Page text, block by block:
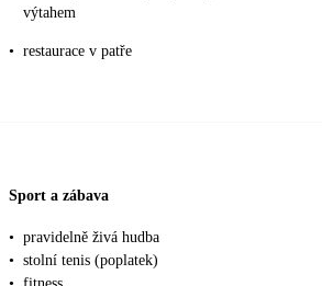
výtahem
• restaurace v patře
Sport a zábava
• pravidelně živá hudba
• stolní tenis (poplatek)